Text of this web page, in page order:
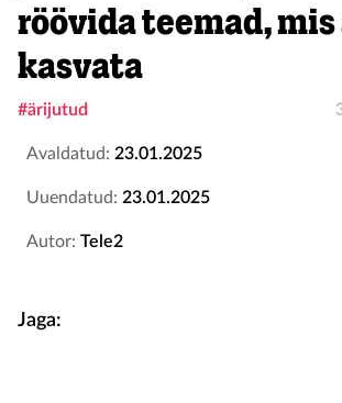
röövida teemad,
kasvata
#ärijutud
Avaldatud: 23.01.2025
Uuendatud: 23.01.2025
Autor: Tele2
Jaga: